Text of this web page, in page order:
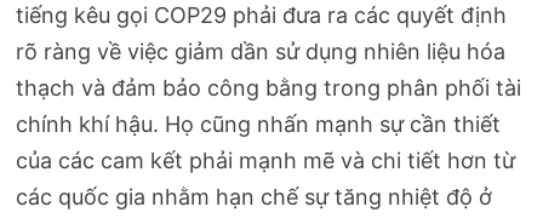
tiếng kêu gọi COP29 phải đưa ra các quyết định
rõ ràng về việc giảm dần sử dụng nhiên liệu hóa
thạch và đảm bảo công bằng trong phân phối tài
chính khí hậu. Họ cũng nhấn mạnh sự cần thiết
của các cam kết phải mạnh mẽ và chi tiết hơn từ
các quốc gia nhằm hạn chế sự tăng nhiệt độ ở